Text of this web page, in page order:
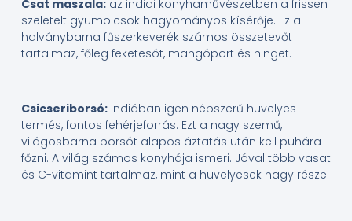
Csat maszala:az indiai konyhaművészetben a frissen
szeletelt gyümölcsök hagyományos kísérője. Ez a
halványbarna fűszerkeverék számos összetevőt
tartalmaz, főleg feketesót, mangóport és hinget.
Csicseriborsó:Indiában igen népszerű hüvelyes
termés, fontos fehérjeforrás. Ezt a nagy szemű,
világosbarna borsót alapos áztatás után kell puhára
főzni. A világ számos konyhája ismeri. Jóval több vasat
és C-vitamint tartalmaz, mint a hüvelyesek nagy része.